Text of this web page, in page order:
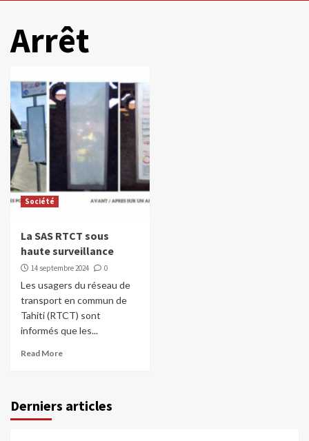
Arrêt
Société
La SAS RTCT sous
haute surveillance
14 septembre 2024 0
Les usagers du réseau de
transport en commun de
Tahiti (RTCT) sont
informés que les...
Read More
Derniers articles